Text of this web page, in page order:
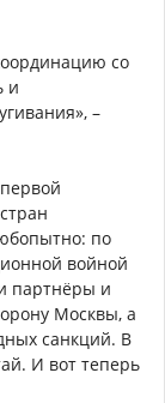
со
и
–
по
войной
партнёры и
Москвы, а
санкций. В
И вот теперь